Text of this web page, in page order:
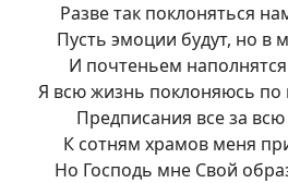
Разве так поклоняться
Пусть эмоции будут, но в
И почтеньем наполнятся
Я всю жизнь поклоняюсь по
Предписания все за
К сотням храмов меня
Но Господь мне Свой